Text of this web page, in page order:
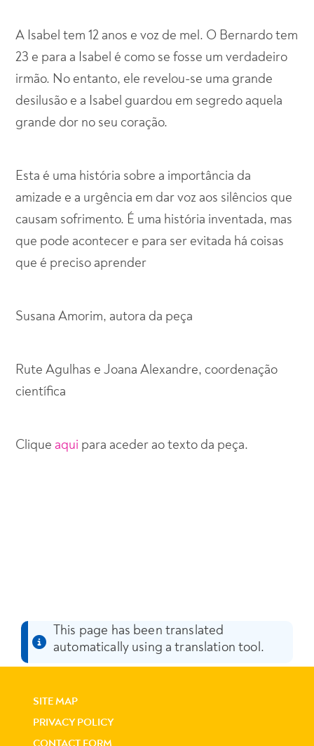
A Isabel tem 12 anos e voz de mel. O Bernardo tem
23 e para a Isabel é como se fosse um verdadeiro
irmão. No entanto, ele revelou-se uma grande
desilusão e a Isabel guardou em segredo aquela
grande dor no seu coração.
Esta é uma história sobre a importância da
amizade e a urgência em dar voz aos silêncios que
causam sofrimento. É uma história inventada, mas
que pode acontecer e para ser evitada há coisas
que é preciso aprender
Susana Amorim, autora da peça
Rute Agulhas e Joana Alexandre, coordenação
científica
Cliqueaqui para aceder ao texto da peça.
This page has been translated
automatically using a translation tool.
SITE MAP
PRIVACY POLICY